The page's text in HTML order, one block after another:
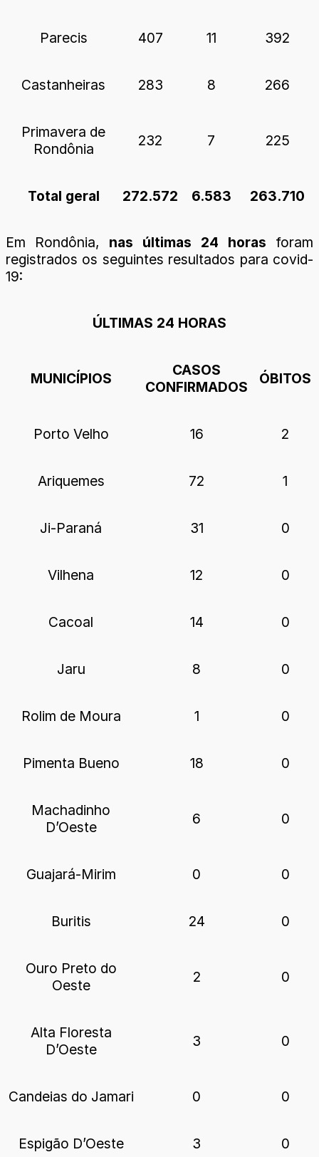
Parecis 407 11 392
Castanheiras 283 8 266
Primavera de
Rondônia
232 7 225
Total geral 272.572 6.583 263.710
Em Rondônia, nas últimas 24 horas foram
registrados os seguintes resultados para covid-
19:
ÚLTIMAS 24 HORAS
MUNICÍPIOS
CASOS
CONFIRMADOS
ÓBITOS
Porto Velho 16 2
Ariquemes 72 1
Ji-Paraná 31 0
Vilhena 12 0
Cacoal 14 0
Jaru 8 0
Rolim de Moura 1 0
Pimenta Bueno 18 0
Machadinho
D’Oeste
6 0
Guajará-Mirim 0 0
Buritis 24 0
Ouro Preto do
Oeste
2 0
Alta Floresta
D’Oeste
3 0
Candeias do Jamari 0 0
Espigão D’Oeste 3 0